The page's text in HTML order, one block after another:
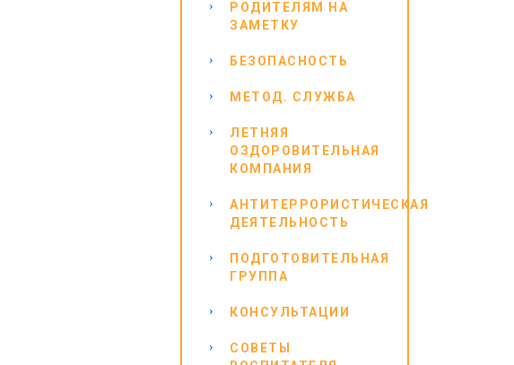
РОДИТЕЛЯМ НА
ЗАМЕТКУ
БЕЗОПАСНОСТЬ
МЕТОД. СЛУЖБА
ЛЕТНЯЯ
ОЗДОРОВИТЕЛЬНАЯ
КОМПАНИЯ
АНТИТЕРРОРИСТИЧЕСКАЯ
ДЕЯТЕЛЬНОСТЬ
ПОДГОТОВИТЕЛЬНАЯ
ГРУППА
КОНСУЛЬТАЦИИ
СОВЕТЫ